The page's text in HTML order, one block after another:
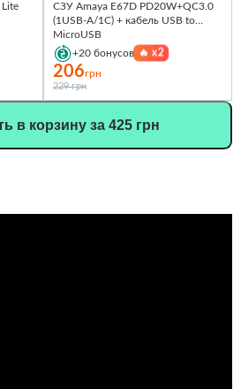
СЗУ Amaya E67D PD20W+QC3.0
(1USB-A/1C) + кабель USB to
MicroUSB
+20 бонусов 🔥x2
206грн
229 грн
в корзину за 425 грн